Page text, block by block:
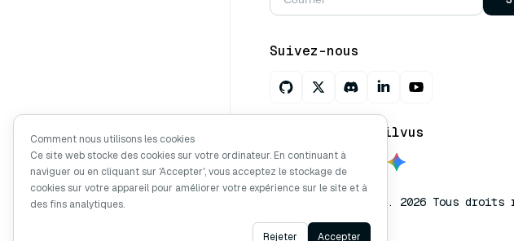
Suivez-nous
Ask AI about Milvus
Copyright © Milvus. 2026 Tous droits
Comment nous utilisons les cookies
Ce site web stocke des cookies sur votre ordinateur. En continuant à
naviguer ou en cliquant sur 'Accepter', vous acceptez le stockage de
cookies sur votre appareil pour améliorer votre expérience sur le site et à
des fins analytiques.
Rejeter Accepter